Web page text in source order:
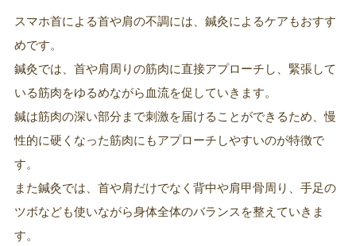
スマホ首による首や肩の不調には、鍼灸によるケアもおすす
めです。
鍼灸では、首や肩周りの筋肉に直接アプローチし、緊張して
いる筋肉をゆるめながら血流を促していきます。
鍼は筋肉の深い部分まで刺激を届けることができるため、慢
性的に硬くなった筋肉にもアプローチしやすいのが特徴で
す。
また鍼灸では、首や肩だけでなく背中や肩甲骨周り、手足の
ツボなども使いながら身体全体のバランスを整えていきま
す。